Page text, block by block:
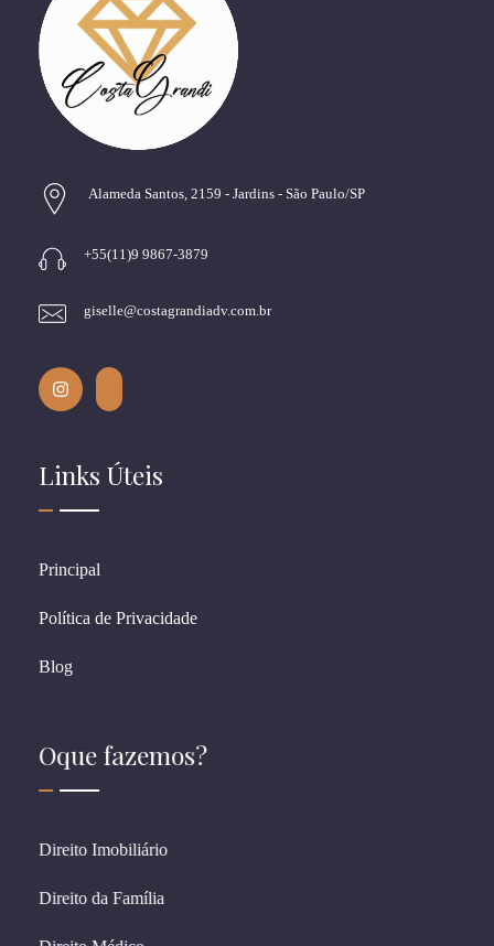
Alameda Santos, 2159 - Jardins - São Paulo/SP
+55(11)9 9867-3879
giselle@costagrandiadv.com.br
Links Úteis
Principal
Política de Privacidade
Blog
Oque fazemos?
Direito Imobiliário
Direito da Família